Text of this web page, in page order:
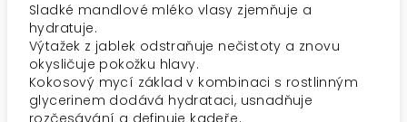
Sladké mandlové mléko vlasy zjemňuje a
hydratuje.
Výtažek z jablek odstraňuje nečistoty a znovu
okysličuje pokožku hlavy.
Kokosový mycí základ v kombinaci s rostlinným
glycerinem dodává hydrataci, usnadňuje
rozčesávání a definuje kadeře.